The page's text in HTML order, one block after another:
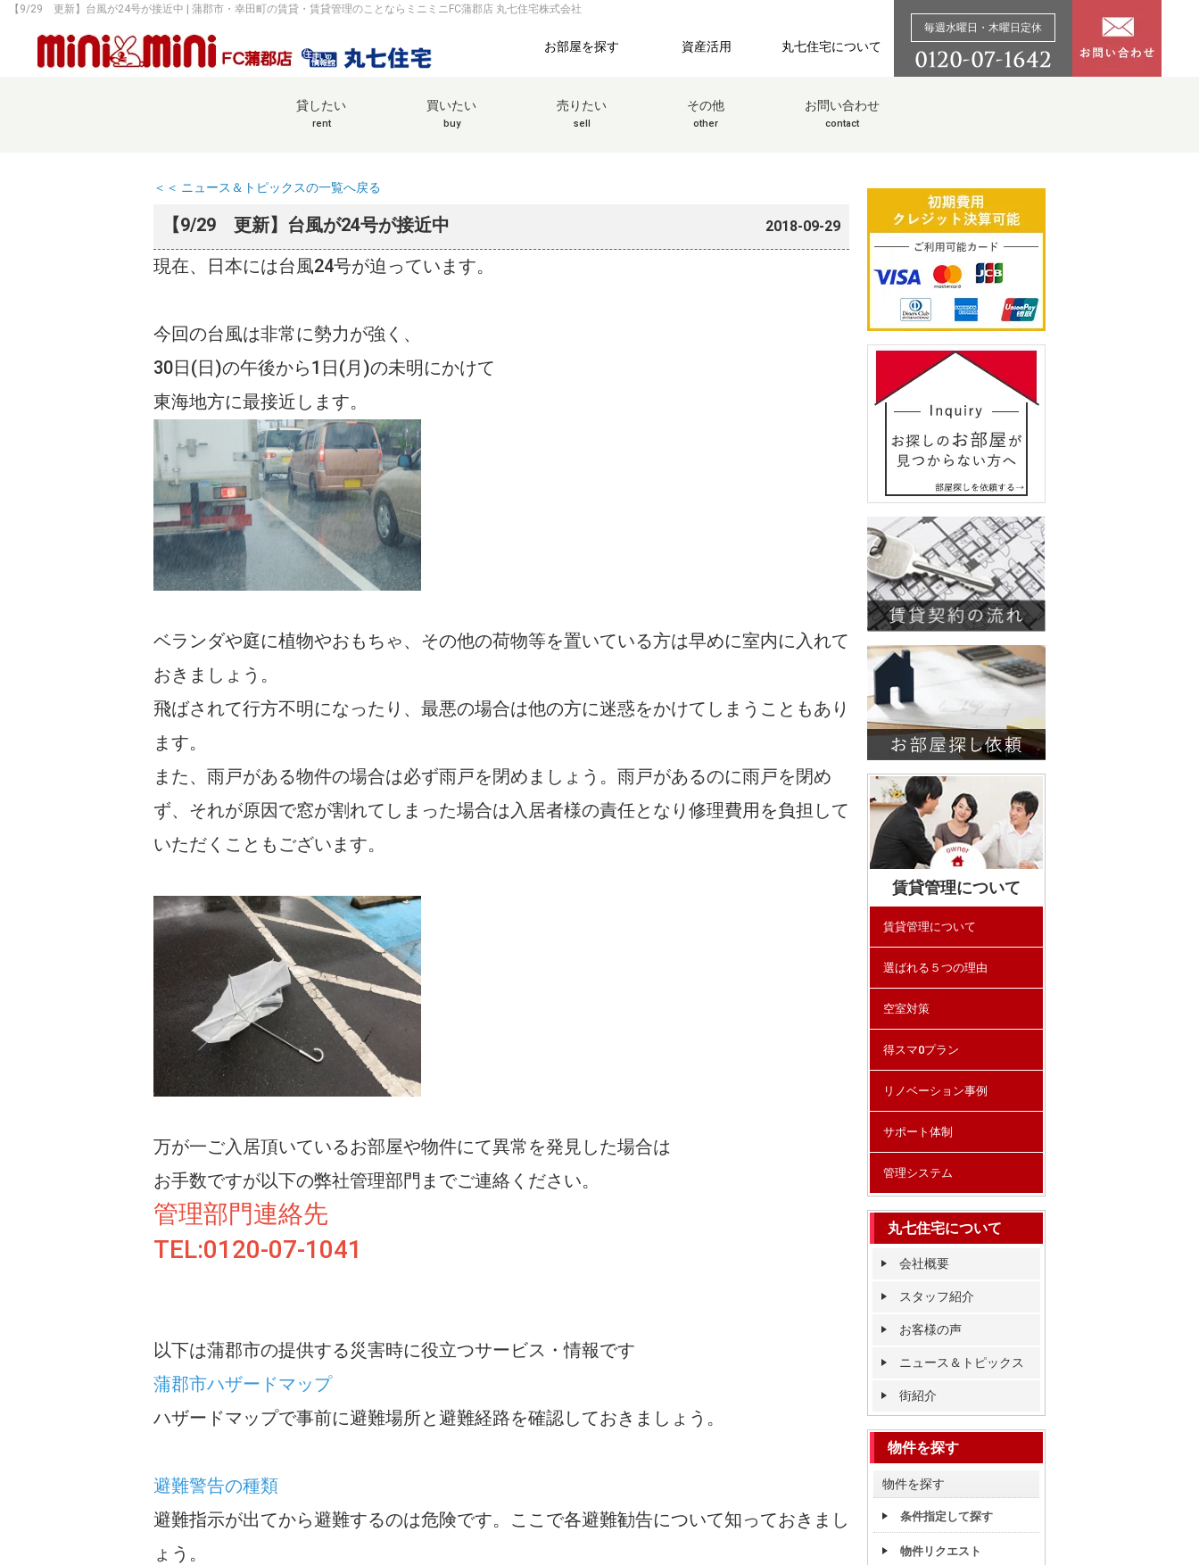
【9/29 更新】台風が24号が接近中 | 蒲郡市・幸田町の賃貸・賃貸管理のことならミニミニFC蒲郡店 丸七住宅株式会社
お部屋を探す 資産活用 丸七住宅について
毎週水曜日・木曜日定休
貸したい
rent
買いたい
buy
売りたい
sell
その他
other
お問い合わせ
contact
＜＜ ニュース＆トピックスの一覧へ戻る
【9/29 更新】台風が24号が接近中 2018-09-29
現在、日本には台風24号が迫っています。
今回の台風は非常に勢力が強く、
30日(日)の午後から1日(月)の未明にかけて
東海地方に最接近します。
ベランダや庭に植物やおもちゃ、その他の荷物等を置いている方は早めに室内に入れて
おきましょう。
飛ばされて行方不明になったり、最悪の場合は他の方に迷惑をかけてしまうこともあり
ます。
また、雨戸がある物件の場合は必ず雨戸を閉めましょう。雨戸があるのに雨戸を閉め
ず、それが原因で窓が割れてしまった場合は入居者様の責任となり修理費用を負担して
いただくこともございます。
万が一ご入居頂いているお部屋や物件にて異常を発見した場合は
お手数ですが以下の弊社管理部門までご連絡ください。
管理部門連絡先
TEL:0120-07-1041
以下は蒲郡市の提供する災害時に役立つサービス・情報です
蒲郡市ハザードマップ
ハザードマップで事前に避難場所と避難経路を確認しておきましょう。
避難警告の種類
避難指示が出てから避難するのは危険です。ここで各避難勧告について知っておきまし
ょう。
賃貸管理について
賃貸管理について
選ばれる５つの理由
空室対策
得スマ0プラン
リノベーション事例
サポート体制
管理システム
丸七住宅について
会社概要
スタッフ紹介
お客様の声
ニュース＆トピックス
街紹介
物件を探す
物件を探す
条件指定して探す
物件リクエスト